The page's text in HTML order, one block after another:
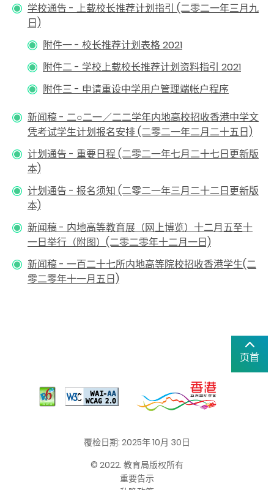
学校通告 - 上载校长推荐计划指引 (二零二一年三月九
日)
附件一 - 校长推荐计划表格 2021
附件二 - 学校上载校长推荐计划资料指引 2021
附件三 - 申请重设中学用户管理端帐户程序
新闻稿 - 二○二一／二二学年内地高校招收香港中学文
凭考试学生计划报名安排 (二零二一年二月二十五日)
计划通告 - 重要日程 (二零二一年七月二十七日更新版
本)
计划通告 - 报名须知 (二零二一年三月二十二日更新版
本)
新闻稿 - 内地高等教育展（网上博览）十二月五至十
一日举行（附图）(二零二零年十二月一日)
新闻稿 - 一百二十七所内地高等院校招收香港学生(二
零二零年十一月五日)
页首
覆检日期: 2025年 10月 30日
© 2022. 教育局版权所有
重要告示